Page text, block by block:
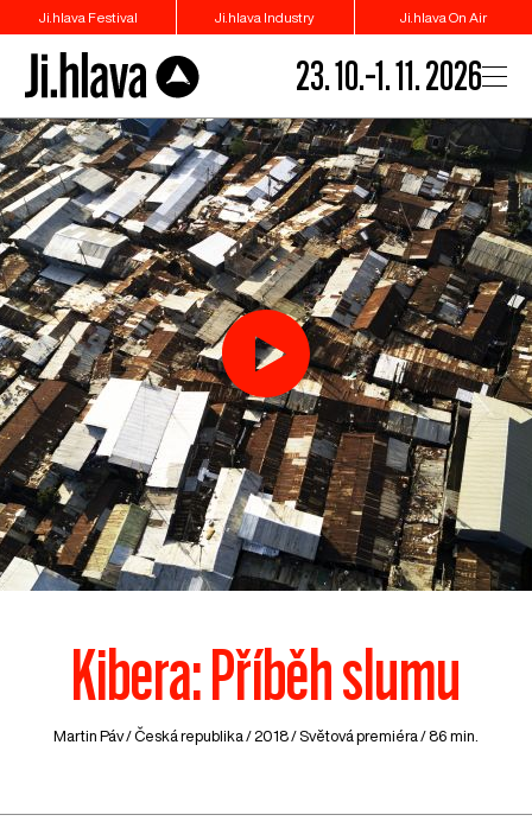
Ji.hlava Festival Ji.hlava Industry Ji.hlava On Air
23. 10.–1. 11. 2026
Kibera: Příběh slumu
Martin Páv /Česká republika / 2018 / Světová premiéra / 86 min.